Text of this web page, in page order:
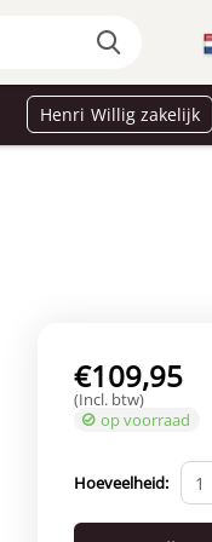
Henri Willig zakelijk
€109,95
(Incl. btw)
op voorraad
Hoeveelheid: